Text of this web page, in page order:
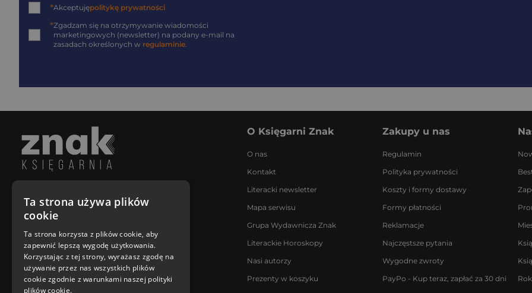
*Akceptujępolitykę prywatności
*Zgadzam się na otrzymywanie wiadomości
marketingowych (newsletter) na podany e-mail na
zasadach określonych w regulaminie.
Poniedziałek - Piątek
8:00 - 18:00
[email protected]
Bądź z nami na bieżąco
O Księgarni Znak
O nas
Kontakt
Literacki newsletter
Mapa serwisu
Grupa Wydawnicza Znak
Literackie Horoskopy
Nasi autorzy
Prezenty w koszyku
Zakupy u nas
Regulamin
Polityka prywatności
Koszty i formy dostawy
Formy płatności
Reklamacje
Najczęstsze pytania
Wygodne zwroty
PayPo - Kup teraz, zapłać za 30 dni
Ta strona używa plików
cookie
Ta strona korzysta z plików cookie, aby
zapewnić lepszą wygodę użytkowania.
Korzystając z tej strony, wyrażasz zgodę na
używanie przez nas wszystkich plików
cookie zgodnie z warunkami naszej polityki
plików cookie.